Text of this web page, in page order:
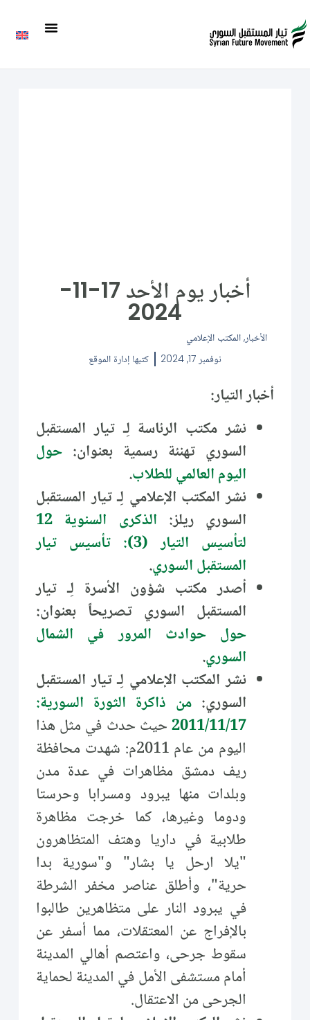
أخبار يوم الأحد 17-11-
2024
الأخبار, المكتب الإعلامي
نوفمبر 17, 2024
كتبها إدارة الموقع
أخبار التيار:
نشر مكتب الرئاسة لِـ تيار المستقبل
السوري تهنئة رسمية بعنوان:حول
اليوم العالمي للطلاب.
نشر المكتب الإعلامي لِـ تيار المستقبل
السوري ريلز:
الذكرى السنوية 12
لتأسيس التيار (3): تأسيس تيار
المستقبل السوري.
أصدر مكتب شؤون الأسرة لِـ تيار
المستقبل السوري تصريحاً بعنوان:
حول حوادث المرور في الشمال
السوري.
نشر المكتب الإعلامي لِـ تيار المستقبل
السوري: من ذاكرة الثورة السورية:
2011/11/17حيث حدث في مثل هذا
اليوم من عام 2011م: شهدت محافظة
ريف دمشق مظاهرات في عدة مدن
وبلدات منها يبرود ومسرابا وحرستا
ودوما وغيرها، كما خرجت مظاهرة
طلابية في داريا وهتف المتظاهرون
"يلا ارحل يا بشار" و"سورية بدا
حرية"، وأطلق عناصر مخفر الشرطة
في يبرود النار على متظاهرين طالبوا
بالإفراج عن المعتقلات، مما أسفر عن
سقوط جرحى، واعتصم أهالي المدينة
أمام مستشفى الأمل في المدينة لحماية
الجرحى من الاعتقال.